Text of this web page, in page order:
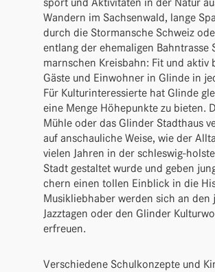
sport und Akti­vi­täten in der Natur
Wandern im Sach­sen­wald, lange
durch die Storm­an­sche Schweiz
entlang der ehema­ligen Bahn­trasse
marn­schen Kreis­bahn: Fit und aktiv
Gäste und Einwohner in Glinde in
Für Kultur­in­ter­es­sierte hat Glinde
eine Menge Höhe­punkte zu bieten.
Mühle oder das Glinder Stadt­haus
auf anschau­liche Weise, wie der
vielen Jahren in der schleswig-
Stadt gestaltet wurde und geben
chern einen tollen Einblick in die
Musik­lieb­haber werden sich an den
Jazz­tagen oder den Glinder
erfreuen.
Verschie­dene Schul­kon­zepte und